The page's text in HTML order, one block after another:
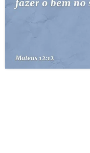
TEMAS
TERMO BÍBLICO